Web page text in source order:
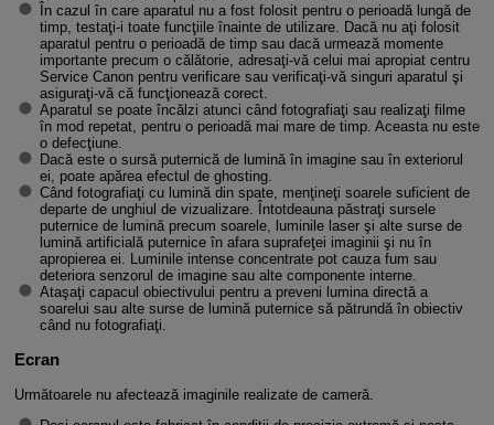
În cazul în care aparatul nu a fost folosit pentru o perioadă lungă de
timp, testaţi-i toate funcţiile înainte de utilizare. Dacă nu aţi folosit
aparatul pentru o perioadă de timp sau dacă urmează momente
importante precum o călătorie, adresaţi-vă celui mai apropiat centru
Service Canon pentru verificare sau verificaţi-vă singuri aparatul şi
asiguraţi-vă că funcţionează corect.
Aparatul se poate încălzi atunci când fotografiaţi sau realizaţi filme
în mod repetat, pentru o perioadă mai mare de timp. Aceasta nu este
o defecţiune.
Dacă este o sursă puternică de lumină în imagine sau în exteriorul
ei, poate apărea efectul de ghosting.
Când fotografiaţi cu lumină din spate, menţineţi soarele suficient de
departe de unghiul de vizualizare. Întotdeauna păstraţi sursele
puternice de lumină precum soarele, luminile laser şi alte surse de
lumină artificială puternice în afara suprafeţei imaginii şi nu în
apropierea ei. Luminile intense concentrate pot cauza fum sau
deteriora senzorul de imagine sau alte componente interne.
Ataşaţi capacul obiectivului pentru a preveni lumina directă a
soarelui sau alte surse de lumină puternice să pătrundă în obiectiv
când nu fotografiaţi.
Ecran
Următoarele nu afectează imaginile realizate de cameră.